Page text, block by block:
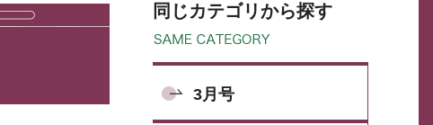
同じカテゴリから探す
3月号